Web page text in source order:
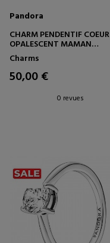
Pandora
CHARM PENDENTIF COEUR
OPALESCENT MAMAN
793202C01
Charms
50,00 €
0 revues